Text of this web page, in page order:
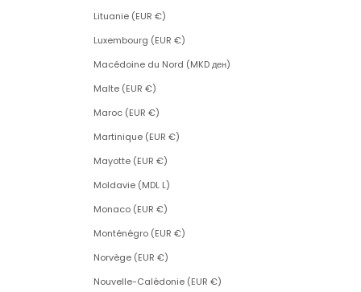
Lituanie (EUR €)
Luxembourg (EUR €)
Macédoine du Nord (MKD ден)
Malte (EUR €)
Maroc (EUR €)
Martinique (EUR €)
Mayotte (EUR €)
Moldavie (MDL L)
Monaco (EUR €)
Monténégro (EUR €)
Norvège (EUR €)
Nouvelle-Calédonie (EUR €)